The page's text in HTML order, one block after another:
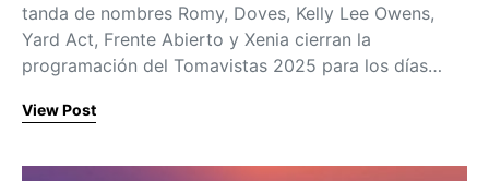
tanda de nombres Romy, Doves, Kelly Lee Owens,
Yard Act, Frente Abierto y Xenia cierran la
programación del Tomavistas 2025 para los días…
View Post